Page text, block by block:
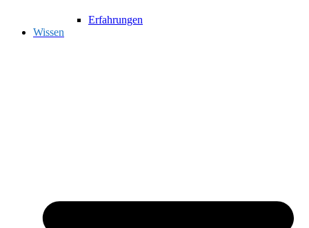
Erfahrungen
Wissen